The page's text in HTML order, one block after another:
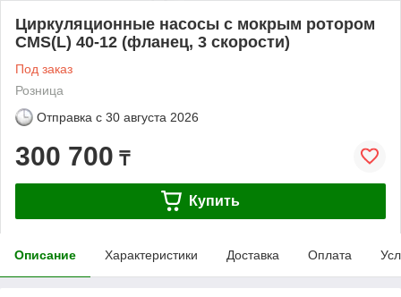
Циркуляционные насосы с мокрым ротором
CMS(L) 40-12 (фланец, 3 скорости)
Под заказ
Розница
Отправка с 30 августа 2026
300 700 ₸
Купить
Описание Характеристики Доставка Оплата